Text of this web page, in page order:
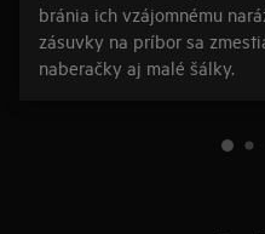
bránia ich vzájomnému
zásuvky na príbor sa
naberačky aj malé šálky.